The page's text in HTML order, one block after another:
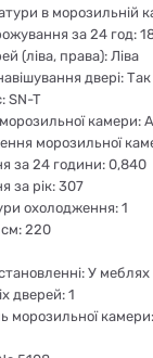
в морозильній
за 24 год:
(ліва, права): Ліва
двері: Так
SN-T
камери:
морозильної
за 24 години: 0,840
за рік: 307
охолодження: 1
220
У меблях
дверей: 1
морозильної